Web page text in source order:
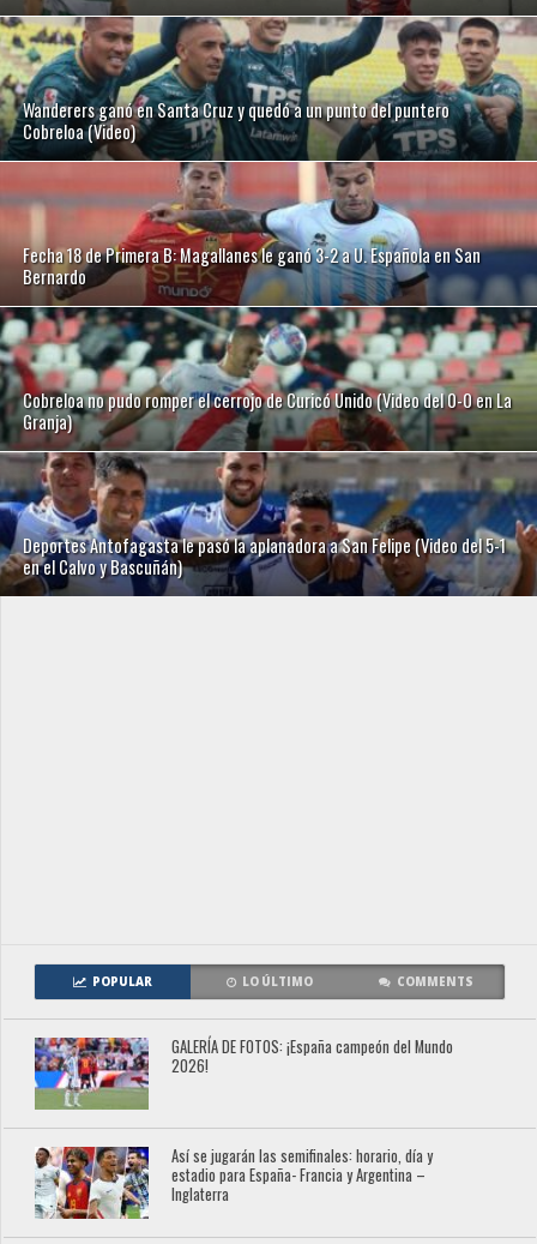
Wanderers ganó en Santa Cruz y quedó a un punto del puntero
Cobreloa (Video)
Fecha 18 de Primera B: Magallanes le ganó 3-2 a U. Española en San
Bernardo
Cobreloa no pudo romper el cerrojo de Curicó Unido (Video del 0-0 en La
Granja)
Deportes Antofagasta le pasó la aplanadora a San Felipe (Video del 5-1
en el Calvo y Bascuñán)
POPULAR LO ÚLTIMO COMMENTS
GALERÍA DE FOTOS: ¡España campeón del Mundo
2026!
Así se jugarán las semifinales: horario, día y
estadio para España- Francia y Argentina –
Inglaterra